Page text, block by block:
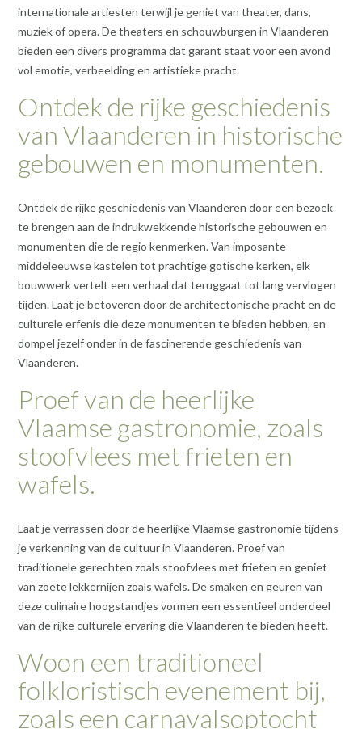
internationale artiesten terwijl je geniet van theater, dans,
muziek of opera. De theaters en schouwburgen in Vlaanderen
bieden een divers programma dat garant staat voor een avond
vol emotie, verbeelding en artistieke pracht.
Ontdek de rijke geschiedenis
van Vlaanderen in historische
gebouwen en monumenten.
Ontdek de rijke geschiedenis van Vlaanderen door een bezoek
te brengen aan de indrukwekkende historische gebouwen en
monumenten die de regio kenmerken. Van imposante
middeleeuwse kastelen tot prachtige gotische kerken, elk
bouwwerk vertelt een verhaal dat teruggaat tot lang vervlogen
tijden. Laat je betoveren door de architectonische pracht en de
culturele erfenis die deze monumenten te bieden hebben, en
dompel jezelf onder in de fascinerende geschiedenis van
Vlaanderen.
Proef van de heerlijke
Vlaamse gastronomie, zoals
stoofvlees met frieten en
wafels.
Laat je verrassen door de heerlijke Vlaamse gastronomie tijdens
je verkenning van de cultuur in Vlaanderen. Proef van
traditionele gerechten zoals stoofvlees met frieten en geniet
van zoete lekkernijen zoals wafels. De smaken en geuren van
deze culinaire hoogstandjes vormen een essentieel onderdeel
van de rijke culturele ervaring die Vlaanderen te bieden heeft.
Woon een traditioneel
folkloristisch evenement bij,
zoals een carnavalsoptocht